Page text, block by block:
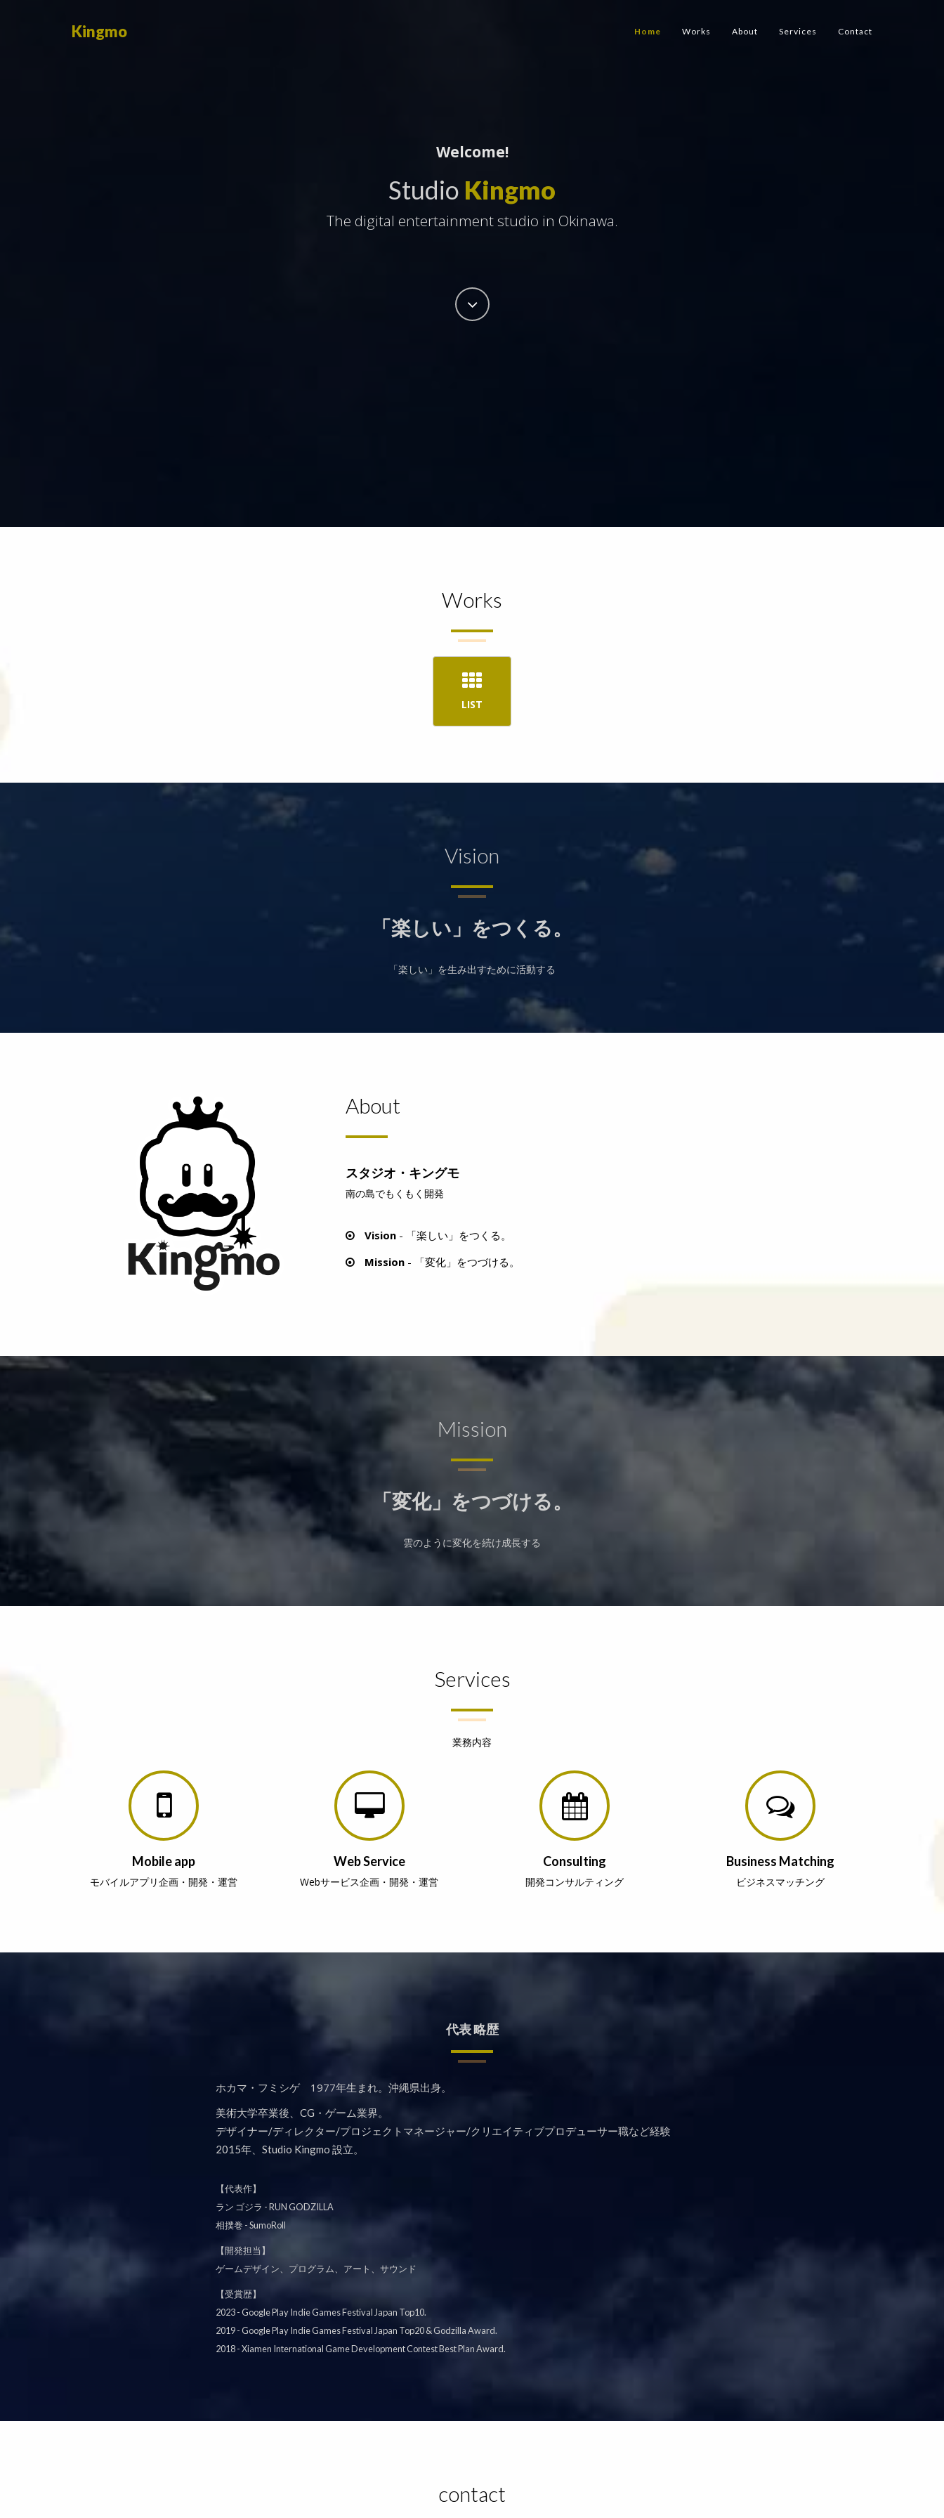
Kingmo Home Works About Services Contact
Welcome!
Studio Kingmo
The digital entertainment studio in Okinawa.
Works
LIST
Vision
「楽しい」をつくる。
「楽しい」を生み出すために活動する
About
スタジオ・キングモ
南の島でもくもく開発
Vision - 「楽しい」をつくる。
Mission - 「変化」をつづける。
Mission
「変化」をつづける。
雲のように変化を続け成長する
Services
業務内容
Mobile app
モバイルアプリ企画・開発・運営
Web Service
Webサービス企画・開発・運営
Consulting
開発コンサルティング
Business Matching
ビジネスマッチング
代表 略歴
ホカマ・フミシゲ 1977年生まれ。沖縄県出身。
美術大学卒業後、CG・ゲーム業界。
デザイナー/ディレクター/プロジェクトマネージャー/クリエイティブプロデューサー職など経験
2015年、Studio Kingmo 設立。
【代表作】
ラン ゴジラ - RUN GODZILLA
相撲巻 - SumoRoll
【開発担当】
ゲームデザイン、プログラム、アート、サウンド
【受賞歴】
2023 - Google Play Indie Games Festival Japan Top10.
2019 - Google Play Indie Games Festival Japan Top20 & Godzilla Award.
2018 - Xiamen International Game Development Contest Best Plan Award.
contact